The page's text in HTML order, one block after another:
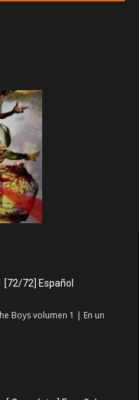
[72/72] Español
Boys volumen 1 | En un